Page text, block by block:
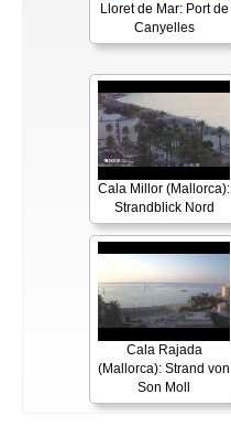
Lloret de Mar: Port de
Canyelles
Cala Millor (Mallorca):
Strandblick Nord
Cala Rajada
(Mallorca): Strand von
Son Moll